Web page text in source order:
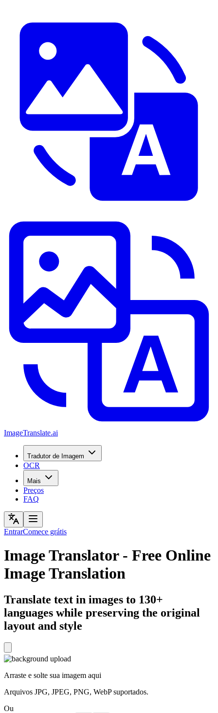
ImageTranslate.ai
Tradutor de Imagem
OCR
Mais
Preços
FAQ
EntrarComece grátis
Image Translator - Free Online
Image Translation
Translate text in images to 130+
languages while preserving the original
layout and style
Arraste e solte sua imagem aqui
Arquivos JPG, JPEG, PNG, WebP suportados.
Ou